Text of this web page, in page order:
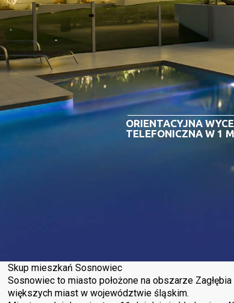
ORIENTACYJNA
TELEFONICZNA W 1
Skup mieszkań Sosnowiec
Sosnowiec to miasto położone na obszarze
większych miast w województwie śląskim.